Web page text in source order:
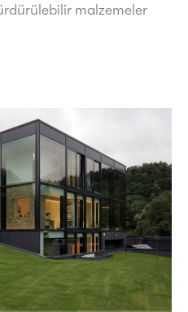
malzemeler